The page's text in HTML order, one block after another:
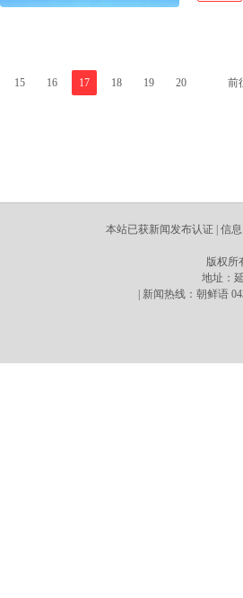
15 16 17 18 19 20 前
本站已获新闻发布认证 | 信
版权所
地址：
| 新闻热线：朝鲜语